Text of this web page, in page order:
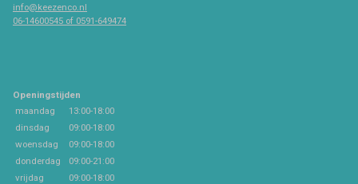
info@keezenco.nl
06-14600545 of 0591-649474
Openingstijden
maandag
13:00-18:00
dinsdag
09:00-18:00
woensdag
09:00-18:00
donderdag
09:00-21:00
vrijdag
09:00-18:00